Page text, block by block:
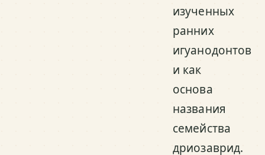
изученных
ранних
игуанодонтов
и как
основа
названия
семейства
дриозаврид.